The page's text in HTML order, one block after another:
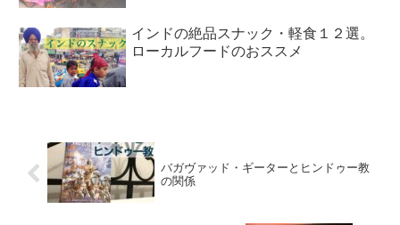
インドの絶品スナック・軽食１２選。
ローカルフードのおススメ
バガヴァッド・ギーターとヒンドゥー教
の関係